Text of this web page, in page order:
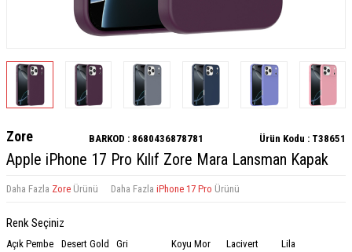
Zore BARKOD : 8680436878781 Ürün Kodu : T38651
Apple iPhone 17 Pro Kılıf Zore Mara Lansman Kapak
Daha Fazla Zore Ürünü Daha Fazla iPhone 17 Pro Ürünü
Renk Seçiniz
Açık Pembe Desert Gold Gri Koyu Mor Lacivert Lila